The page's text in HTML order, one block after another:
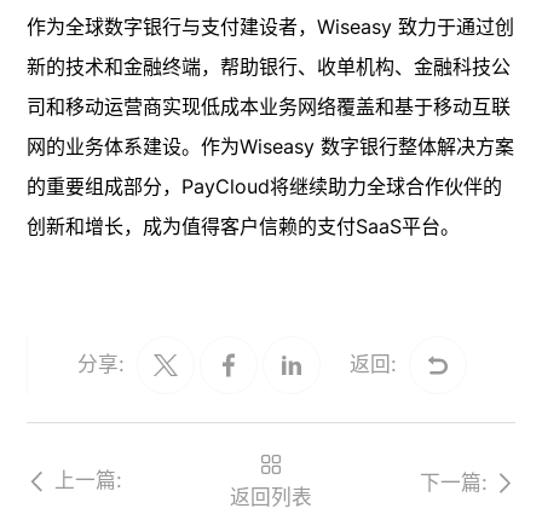
作为全球数字银行与支付建设者，Wiseasy 致力于通过创
新的技术和金融终端，帮助银行、收单机构、金融科技公
司和移动运营商实现低成本业务网络覆盖和基于移动互联
网的业务体系建设。作为Wiseasy 数字银行整体解决方案
的重要组成部分，PayCloud将继续助力全球合作伙伴的
创新和增长，成为值得客户信赖的支付SaaS平台。
分享: 返回:
上一篇:
返回列表
下一篇: